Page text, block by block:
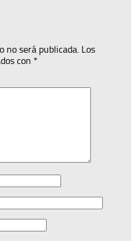
no será publicada. Los
con *